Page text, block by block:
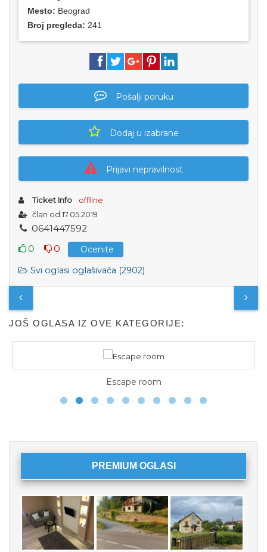
Mesto: Beograd
Broj pregleda: 241
Pošalji poruku
Dodaj u izabrane
Prijavi nepravilnost
Ticket Info
offline
član od 17.05.2019
0641447592
0
0
Ocenite
Svi oglasi oglašivača (2902)
JOŠ OGLASA IZ OVE KATEGORIJE:
Escape room
PREMIUM OGLASI